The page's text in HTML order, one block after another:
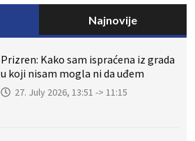
Najnovije
Prizren: Kako sam ispraćena iz grada
u koji nisam mogla ni da uđem
27. July 2026, 13:51 -> 11:15